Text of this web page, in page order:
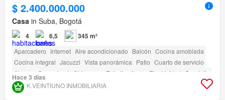
$ 2.400.000.000
Casa in Suba, Bogotá
4 6,5 345 m²
Aparcadero Internet Aire acondicionado Balcón Cocina amoblada
Cocina integral Jacuzzi Vista panorámica Patio Cuarto de servicio
Alarma
Gas natural Chimenea Estudio Agua Electricidad Depósito
Seguridad privada Gimnasio Piscina
Sauna
Jardín
Hace 3 días
K·VEINTIUNO INMOBILIARIA